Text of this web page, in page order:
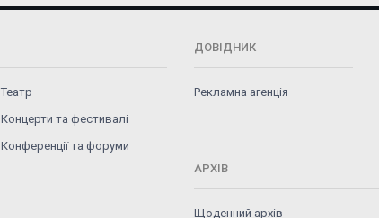
Театр
Концерти та фестивалі
Конференції та форуми
ДОВІДНИК
Рекламна агенція
АРХІВ
Щоденний архів